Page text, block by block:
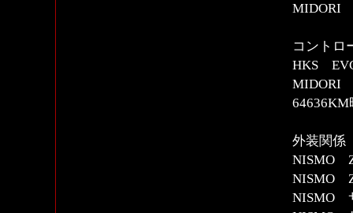
MIDORI
コントロ
HKS
MIDORI
64636KM
外装関係
NISMO
NISMO
NISMO